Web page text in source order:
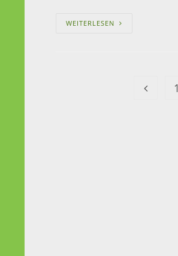
WEITERLESEN
1